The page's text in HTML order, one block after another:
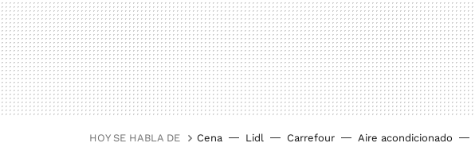
HOY SE HABLA DE Cena Lidl Carrefour Aire acondicionado